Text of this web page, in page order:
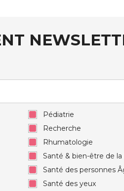
Pédiatrie
Recherche
Rhumatologie
Santé & bien-être de
Santé des personnes
Santé des yeux